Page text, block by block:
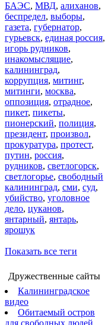
БАЭС, МВД, алиханов,
беспредел, выборы,
газета, губернатор,
гурьевск, единая россия,
игорь рудников,
инакомыслящие,
калининград,
коррупция, митинг,
митинги, москва,
оппозиция, отрадное,
пикет, пикеты,
пионерский, полиция,
президент, произвол,
прокуратура, протест,
путин, россия,
рудников, светлогорск,
светлогорье, свободный
калининград, сми, суд,
убийство, уголовное
дело, цуканов,
янтарный, янтарь,
ярошук
Показать все теги
Дружественные сайты
Калининградское
видео
Обитаемый остров
для свободных людей